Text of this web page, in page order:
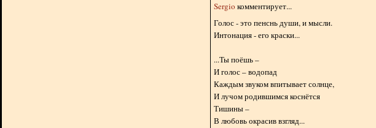
Sergio комментирует...
Голос - это пенснь души, и мысли.
Интонация - его краски...
...Ты поёшь –
И голос – водопад
Каждым звуком впитывает солнце,
И лучом родившимся коснётся
Тишины –
В любовь окрасив взгляд...